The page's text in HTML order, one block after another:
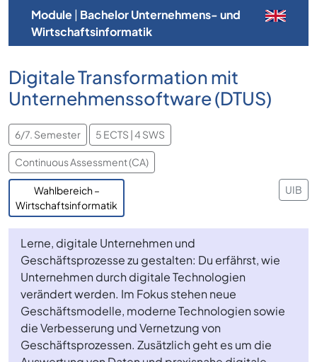
Module| Bachelor Unternehmens- und
Wirtschaftsinformatik
Digitale Transformation mit
Unternehmenssoftware (DTUS)
6/7. Semester 5 ECTS | 4 SWS
Continuous Assessment (CA)
Wahlbereich –
Wirtschaftsinformatik
UIB
Lerne, digitale Unternehmen und
Geschäftsprozesse zu gestalten: Du erfährst, wie
Unternehmen durch digitale Technologien
verändert werden. Im Fokus stehen neue
Geschäftsmodelle, moderne Technologien sowie
die Verbesserung und Vernetzung von
Geschäftsprozessen. Zusätzlich geht es um die